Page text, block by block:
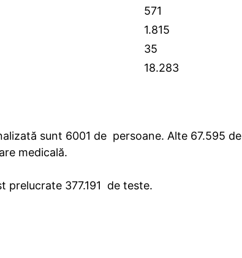
571
1.815
35
18.283
sunt 6001 de persoane. Alte 67.595
medicală.
prelucrate 377.191 de teste.